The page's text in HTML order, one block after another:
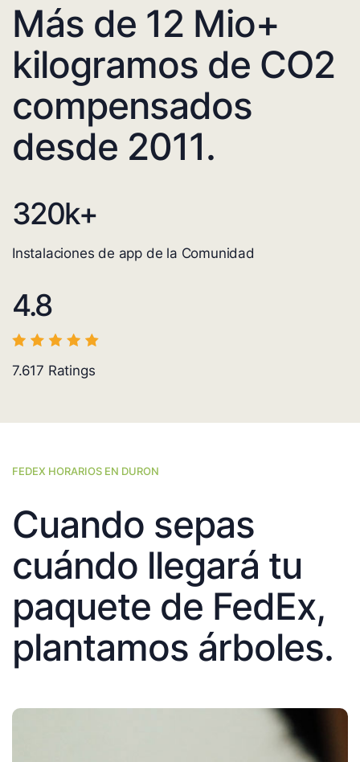
Más de 12 Mio+
kilogramos de CO2
compensados
desde 2011.
320k+
Instalaciones de app de la Comunidad
4.8
7.617 Ratings
FEDEX HORARIOS EN DURON
Cuando sepas
cuándo llegará tu
paquete de FedEx,
plantamos árboles.